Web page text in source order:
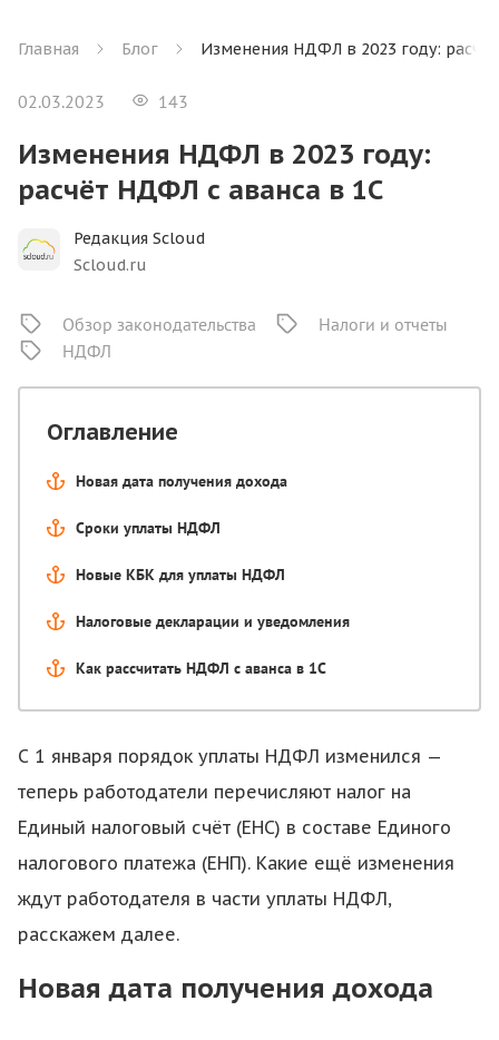
Главная Блог Изменения НДФЛ в 2023 году:
02.03.2023 143
Изменения НДФЛ в 2023 году:
расчёт НДФЛ с аванса в 1С
Редакция Scloud
Scloud.ru
Обзор законодательства
Налоги и отчеты
НДФЛ
Оглавление
Новая дата получения дохода
Сроки уплаты НДФЛ
Новые КБК для уплаты НДФЛ
Налоговые декларации и уведомления
Как рассчитать НДФЛ с аванса в 1С
С 1 января порядок уплаты НДФЛ изменился —
теперь работодатели перечисляют налог на
Единый налоговый счёт (ЕНС) в составе Единого
налогового платежа (ЕНП). Какие ещё изменения
ждут работодателя в части уплаты НДФЛ,
расскажем далее.
Новая дата получения дохода